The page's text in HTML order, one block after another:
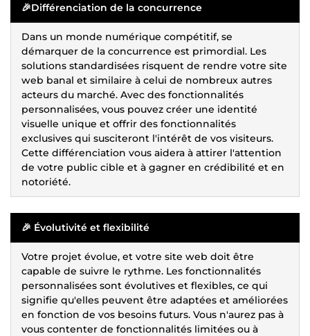
🎉Différenciation de la concurrence
Dans un monde numérique compétitif, se
démarquer de la concurrence est primordial. Les
solutions standardisées risquent de rendre votre site
web banal et similaire à celui de nombreux autres
acteurs du marché. Avec des fonctionnalités
personnalisées, vous pouvez créer une identité
visuelle unique et offrir des fonctionnalités
exclusives qui susciteront l'intérêt de vos visiteurs.
Cette différenciation vous aidera à attirer l'attention
de votre public cible et à gagner en crédibilité et en
notoriété.
🎉 Évolutivité et flexibilité
Votre projet évolue, et votre site web doit être
capable de suivre le rythme. Les fonctionnalités
personnalisées sont évolutives et flexibles, ce qui
signifie qu'elles peuvent être adaptées et améliorées
en fonction de vos besoins futurs. Vous n'aurez pas à
vous contenter de fonctionnalités limitées ou à